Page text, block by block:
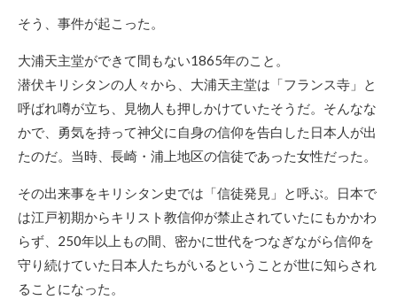
そう、事件が起こった。
大浦天主堂ができて間もない1865年のこと。
潜伏キリシタンの人々から、大浦天主堂は「フランス寺」と
呼ばれ噂が立ち、見物人も押しかけていたそうだ。そんなな
かで、勇気を持って神父に自身の信仰を告白した日本人が出
たのだ。当時、長崎・浦上地区の信徒であった女性だった。
その出来事をキリシタン史では「信徒発見」と呼ぶ。日本で
は江戸初期からキリスト教信仰が禁止されていたにもかかわ
らず、250年以上もの間、密かに世代をつなぎながら信仰を
守り続けていた日本人たちがいるということが世に知らされ
ることになった。